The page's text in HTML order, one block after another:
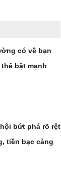
có về bạn
bật mạnh
bứt phá rõ rệt
tiền bạc càng